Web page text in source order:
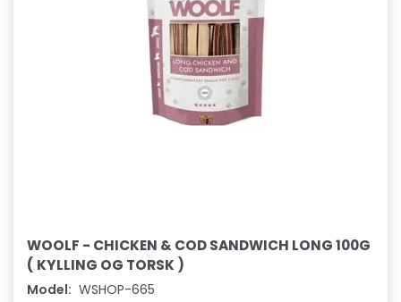
WOOLF - CHICKEN & COD SANDWICH LONG 100G
( KYLLING OG TORSK )
Model: WSHOP-665